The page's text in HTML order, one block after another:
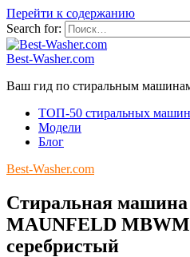
Перейти к содержанию
Search for:
Best-Washer.com
Ваш гид по стиральным
ТОП-50 стиральных машин
Модели
Блог
Best-Washer.com
Стиральная
MAUNFELD
серебристый